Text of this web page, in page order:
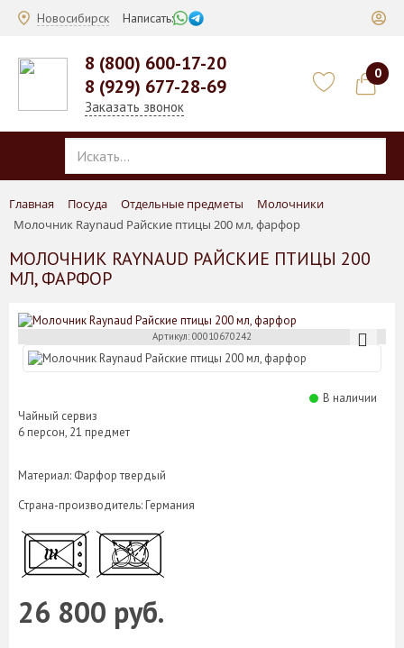
Новосибирск Написать:
8 (800) 600-17-20
8 (929) 677-28-69
Заказать звонок
0
Главная Посуда Отдельные предметы
Молочники
Молочник Raynaud Райские птицы 200 мл, фарфор
МОЛОЧНИК RAYNAUD РАЙСКИЕ ПТИЦЫ 200
МЛ, ФАРФОР
Артикул: 00010670242
В наличии
Чайный сервиз
6 персон, 21 предмет
Материал: Фарфор твердый
Страна-производитель: Германия
26 800 руб.